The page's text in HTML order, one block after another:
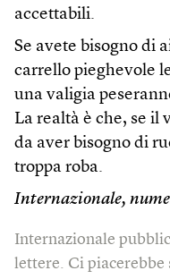
accettabili.
Se avete bisogno di
carrello pieghevole
una valigia
La realtà è che, se il
da aver bisogno di
troppa roba.
Internazionale,
Internazionale
lettere. Ci piacerebbe